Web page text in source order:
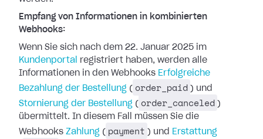
Empfang von Informationen in kombinierten
Webhooks:
Wenn Sie sich nach dem 22. Januar 2025 im
Kundenportal
registriert haben, werden alle
Informationen in den Webhooks Erfolgreiche
Bezahlung der Bestellung ( order_paid ) und
Stornierung der Bestellung ( order_canceled )
übermittelt. In diesem Fall müssen Sie die
Webhooks Zahlung ( payment ) und Erstattung